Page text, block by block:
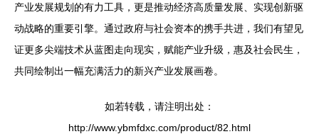
产业发展规划的有力工具，更是推动经济高质量发展、实现创新驱
动战略的重要引擎。通过政府与社会资本的携手共进，我们有望见
证更多尖端技术从蓝图走向现实，赋能产业升级，惠及社会民生，
共同绘制出一幅充满活力的新兴产业发展画卷。
如若转载，请注明出处：
http://www.ybmfdxc.com/product/82.html